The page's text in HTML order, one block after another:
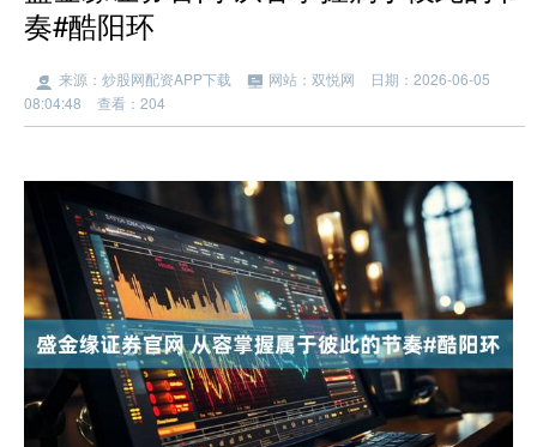
奏#酷阳环
来源：炒股网配资APP下载 网站：双悦网
日期：2026-06-05
08:04:48
查看：204